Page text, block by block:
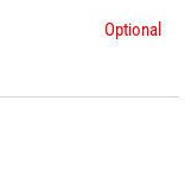
Optional